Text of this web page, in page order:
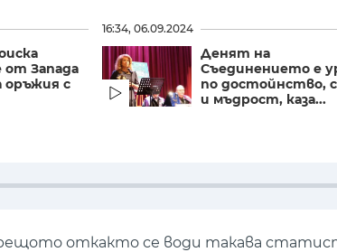
от Запада
оръжия с
16:34, 06.09.2024
Денят на
Съединението е
по достойнство,
и мъдрост, каза...
откакто се води такава